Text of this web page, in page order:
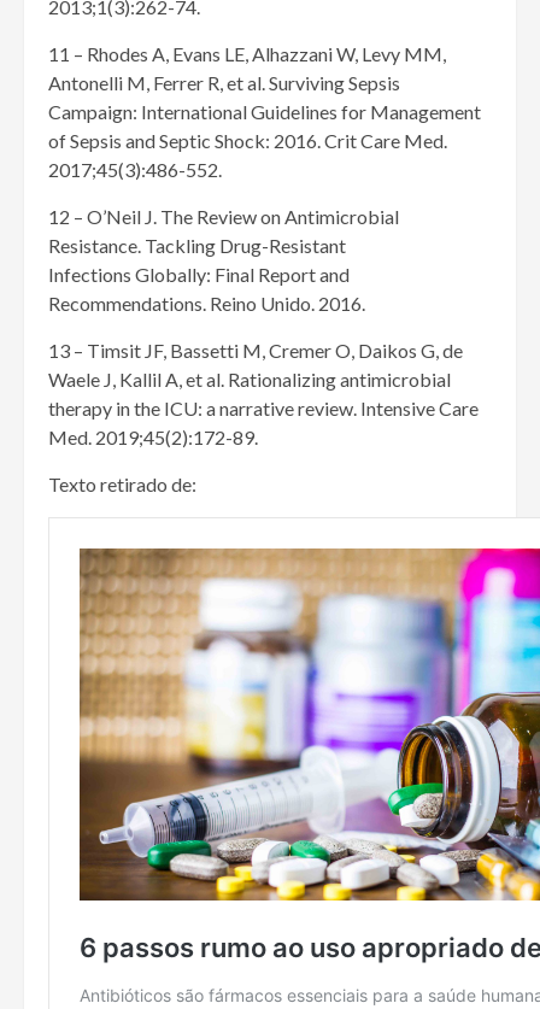
2013;1(3):262-74.
11 – Rhodes A, Evans LE, Alhazzani W, Levy MM,
Antonelli M, Ferrer R, et al. Surviving Sepsis
Campaign: International Guidelines for Management
of Sepsis and Septic Shock: 2016. Crit Care Med.
2017;45(3):486-552.
12 – O’Neil J. The Review on Antimicrobial
Resistance. Tackling Drug-Resistant
Infections Globally: Final Report and
Recommendations. Reino Unido. 2016.
13 – Timsit JF, Bassetti M, Cremer O, Daikos G, de
Waele J, Kallil A, et al. Rationalizing antimicrobial
therapy in the ICU: a narrative review. Intensive Care
Med. 2019;45(2):172-89.
Texto retirado de: